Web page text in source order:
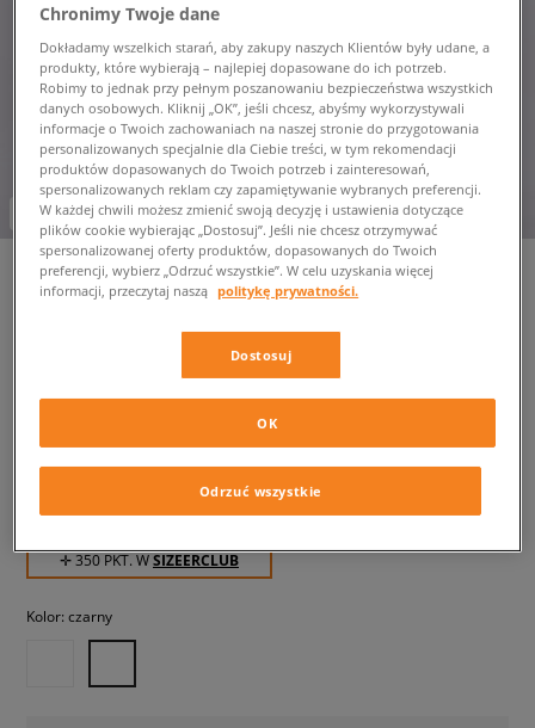
-10% za min. 350 zł kod: LUCK
LACOSTE LINETRACK 2231
349,99 zł
(najniższa cena z 30 dni przed obniżką)
589,99 zł
✛ 350 PKT. WSIZEERCLUB
Kolor: czarny
Chronimy Twoje dane
Dokładamy wszelkich starań, aby zakupy naszych Klientów były udane, a
produkty, które wybierają – najlepiej dopasowane do ich potrzeb.
Robimy to jednak przy pełnym poszanowaniu bezpieczeństwa wszystkich
danych osobowych. Kliknij „OK”, jeśli chcesz, abyśmy wykorzystywali
informacje o Twoich zachowaniach na naszej stronie do przygotowania
personalizowanych specjalnie dla Ciebie treści, w tym rekomendacji
produktów dopasowanych do Twoich potrzeb i zainteresowań,
spersonalizowanych reklam czy zapamiętywanie wybranych preferencji.
W każdej chwili możesz zmienić swoją decyzję i ustawienia dotyczące
plików cookie wybierając „Dostosuj”. Jeśli nie chcesz otrzymywać
spersonalizowanej oferty produktów, dopasowanych do Twoich
preferencji, wybierz „Odrzuć wszystkie”. W celu uzyskania więcej
informacji, przeczytaj naszą politykę prywatności.
Dostosuj
Odrzuć wszystkie
OK